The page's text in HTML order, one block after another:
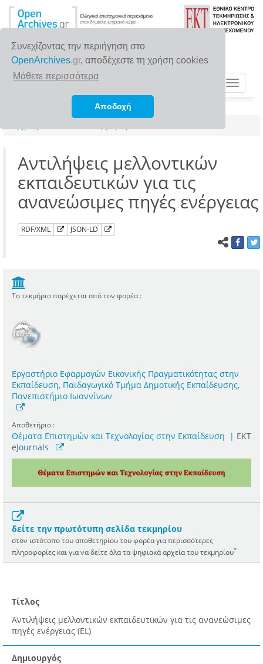
Συνεχίζοντας την περιήγηση στο
OpenArchives.gr, αποδέχεστε τη χρήση cookies
Μάθετε περισσότερα
Αποδοχή
Toggle
Αντιλήψεις μελλοντικών
εκπαιδευτικών για τις
ανανεώσιμες πηγές ενέργειας
RDF/XML JSON-LD
Το τεκμήριο παρέχεται από τον φορέα :
Εργαστήριο Εφαρμογών Εικονικής Πραγματικότητας στην
Εκπαίδευση, Παιδαγωγικό Τμήμα Δημοτικής Εκπαίδευσης,
Πανεπιστήμιο Ιωαννίνων
Αποθετήριο :
Θέματα Επιστημών και Τεχνολογίας στην Εκπαίδευση | ΕΚΤ
eJournals
δείτε την πρωτότυπη σελίδα τεκμηρίου
στον ιστότοπο του αποθετηρίου του φορέα για περισσότερες
πληροφορίες και για να δείτε όλα τα ψηφιακά αρχεία του τεκμηρίου*
Τίτλος
Αντιλήψεις μελλοντικών εκπαιδευτικών για τις ανανεώσιμες
πηγές ενέργειας (EL)
Δημιουργός